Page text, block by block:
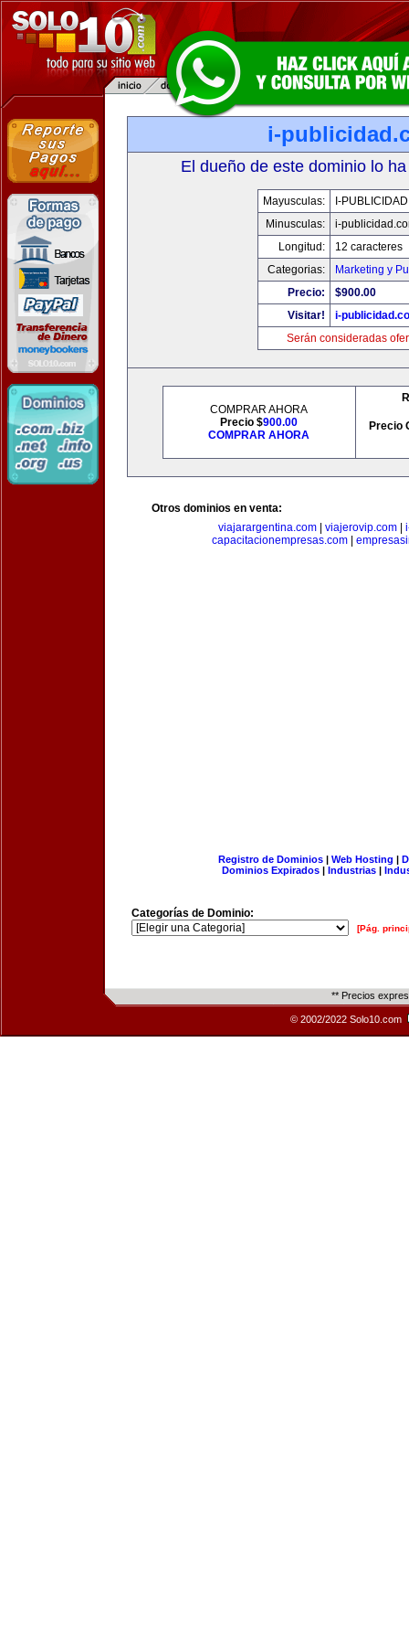
i-
El dueño de este dominio lo
Mayusculas:
I-
Minusculas:
i-
Longitud:
12 caracteres
Categorias:
Marketing y
Precio:
$900.00
Visitar!
i-
Serán consideradas
COMPRAR AHORA
Precio $900.00
COMPRAR AHORA
Precio
Otros dominios en venta:
viajarargentina.com| viajerovip.com|
capacitacionempresas.com
Registro de Dominios| Web Hosting |
Dominios Expirados | Industrias |
Categorías de Dominio:
[Pág.
** Precios
© 2002/2022 Solo10.com